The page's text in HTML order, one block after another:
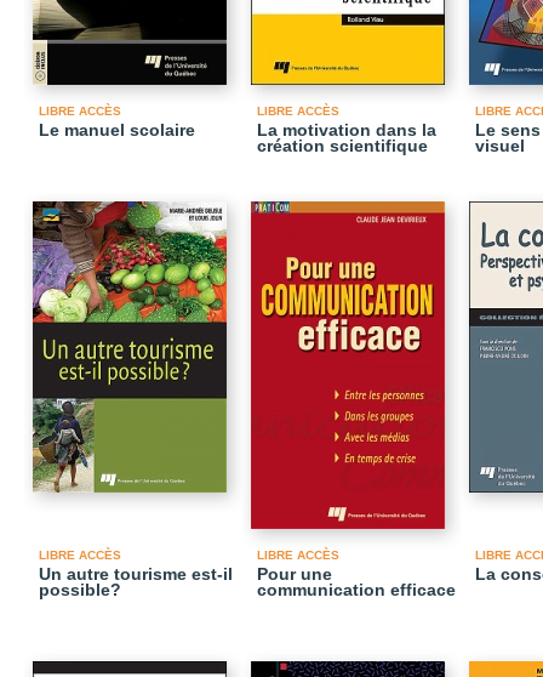
LIBRE ACCÈS
Le manuel scolaire
LIBRE ACCÈS
La motivation dans la
création scientifique
LIBRE
Le
visuel
LIBRE ACCÈS
Un autre tourisme est-il
possible?
LIBRE ACCÈS
Pour une
communication efficace
LIBRE
La